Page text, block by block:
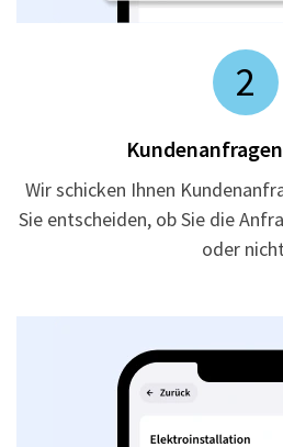
2
Wir schicken Ihnen
Sie entscheiden, ob Sie die
oder